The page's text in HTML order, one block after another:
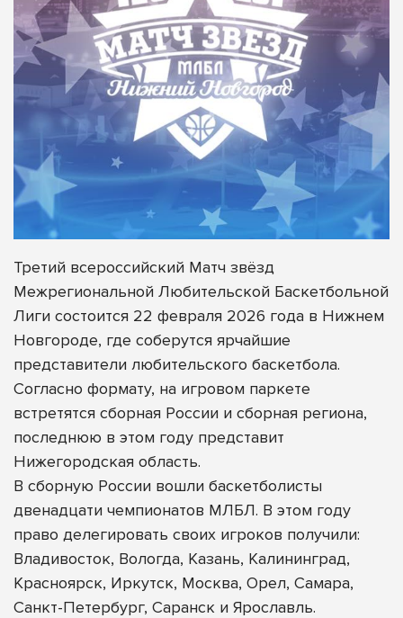
Третий всероссийский Матч звёзд
Межрегиональной Любительской Баскетбольной
Лиги состоится 22 февраля 2026 года в Нижнем
Новгороде, где соберутся ярчайшие
представители любительского баскетбола.
Согласно формату, на игровом паркете
встретятся сборная России и сборная региона,
последнюю в этом году представит
Нижегородская область.
В сборную России вошли баскетболисты
двенадцати чемпионатов МЛБЛ. В этом году
право делегировать своих игроков получили:
Владивосток, Вологда, Казань, Калининград,
Красноярск, Иркутск, Москва, Орел, Самара,
Санкт-Петербург, Саранск и Ярославль.